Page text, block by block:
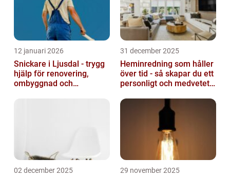
12 januari 2026
Snickare i Ljusdal - trygg
hjälp för renovering,
ombyggnad och
31 december 2025
Heminredning som håller
över tid - så skapar du ett
personligt och medvetet
02 december 2025 29 november 2025